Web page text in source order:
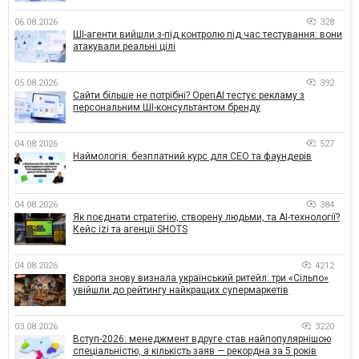
06.08.2026 328
ШІ-агенти вийшли з-під контролю під час тестування: вони
атакували реальні цілі
05.08.2026 392
Сайти більше не потрібні? OpenAI тестує рекламу з
персональним ШІ-консультантом бренду
04.08.2026 527
Наймологія: безплатний курс для CEO та фаундерів
04.08.2026 384
Як поєднати стратегію, створену людьми, та AI-технології?
Кейс izi та агенції SHOTS
04.08.2026 4212
Європа знову визнала український ритейл: три «Сільпо»
увійшли до рейтингу найкращих супермаркетів
03.08.2026 3220
Вступ-2026: менеджмент вдруге став найпопулярнішою
спеціальністю, а кількість заяв — рекордна за 5 років